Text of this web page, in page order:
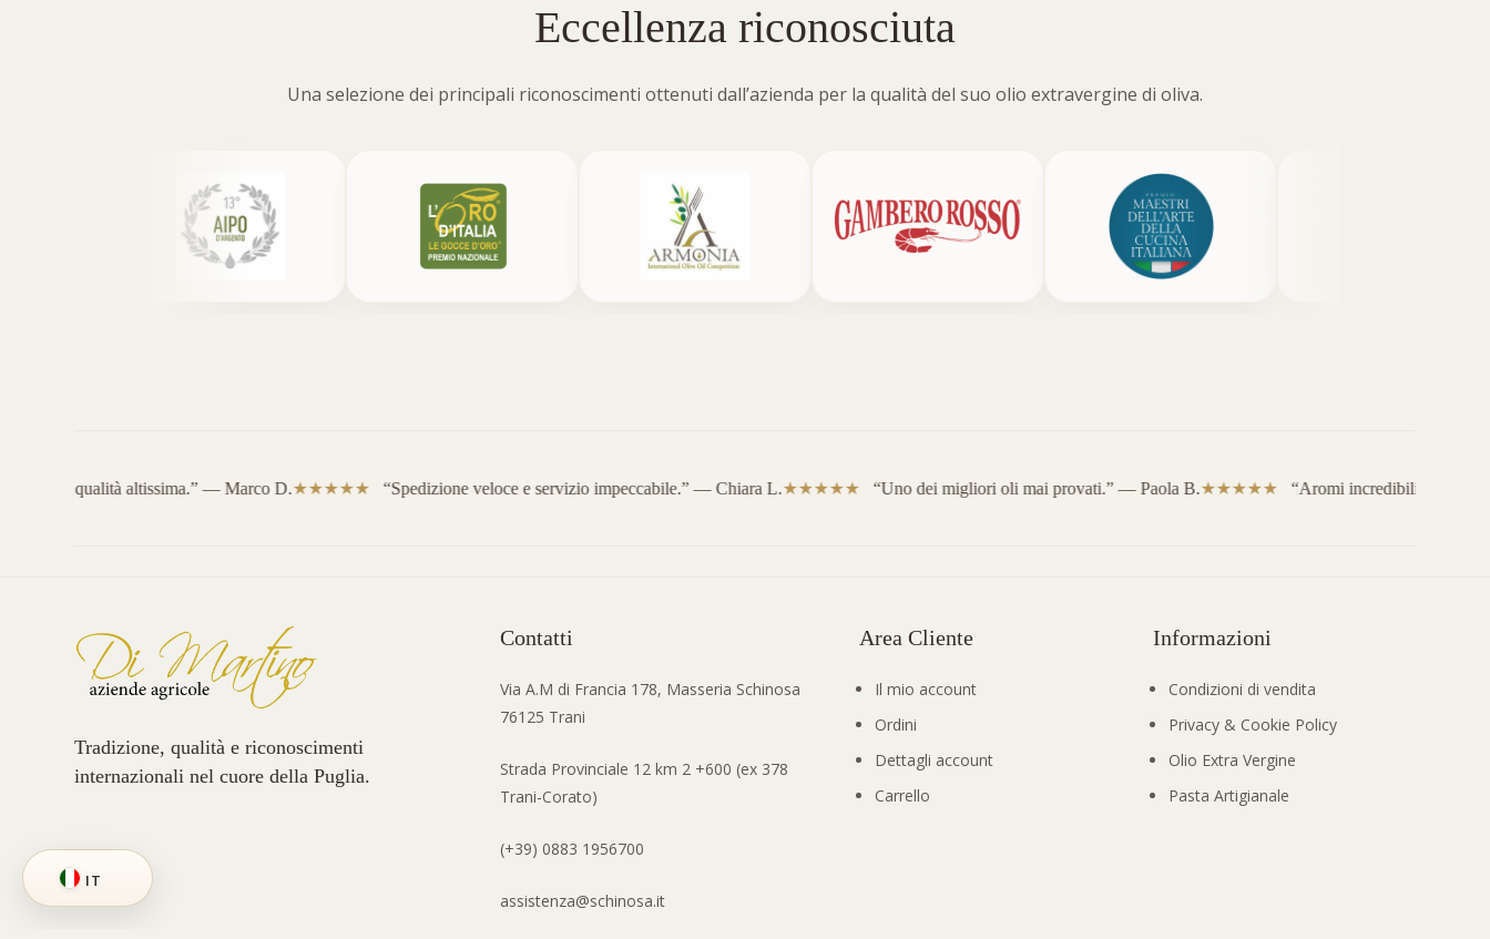
Eccellenza riconosciuta
Una selezione dei principali riconoscimenti ottenuti dall’azienda per la qualità del suo olio extravergine di oliva.
qualità altissima.” — Marco D. “Spedizione veloce e servizio impeccabile.” — Chiara L. “Uno dei migliori oli mai provati.” — Paola B. “Aromi incredibili,
Tradizione, qualità e riconoscimenti
internazionali nel cuore della Puglia.
Contatti
Via A.M di Francia 178, Masseria Schinosa
76125 Trani
Strada Provinciale 12 km 2 +600 (ex 378
Trani-Corato)
(+39) 0883 1956700
assistenza@schinosa.it
Area Cliente
Il mio account
Ordini
Dettagli account
Carrello
Informazioni
Condizioni di vendita
Privacy & Cookie Policy
Olio Extra Vergine
Pasta Artigianale
IT